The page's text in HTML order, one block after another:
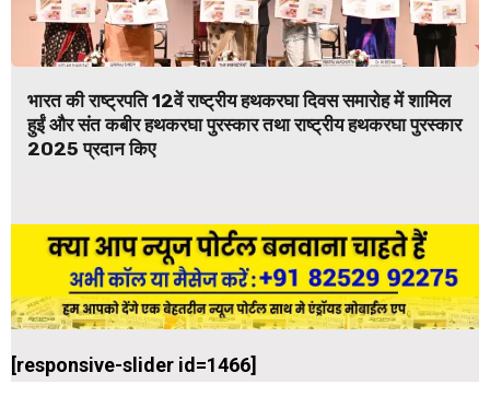
भारत की राष्ट्रपति 12वें राष्ट्रीय हथकरघा दिवस समारोह में शामिल
हुईं और संत कबीर हथकरघा पुरस्कार तथा राष्ट्रीय हथकरघा पुरस्कार
2025 प्रदान किए
[responsive-slider id=1466]